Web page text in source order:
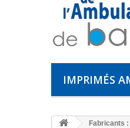
IMPRIMÉS
Fabricants :